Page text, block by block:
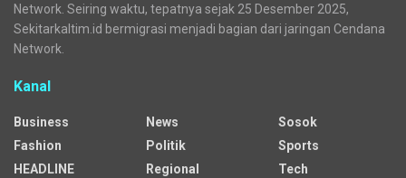
Network. Seiring waktu, tepatnya sejak 25 Desember 2025,
Sekitarkaltim.id bermigrasi menjadi bagian dari jaringan Cendana
Network.
Kanal
Business
Fashion
HEADLINE
News
Politik
Regional
Sosok
Sports
Tech